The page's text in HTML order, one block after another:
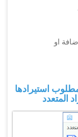
او
استيرادها
المتعدد